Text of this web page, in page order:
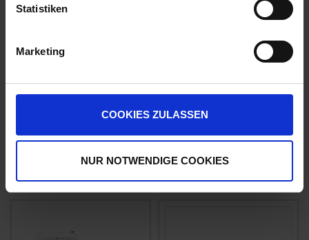
Statistiken
Marketing
COOKIES ZULASSEN
NUR NOTWENDIGE COOKIES
Folpan 80 WDG